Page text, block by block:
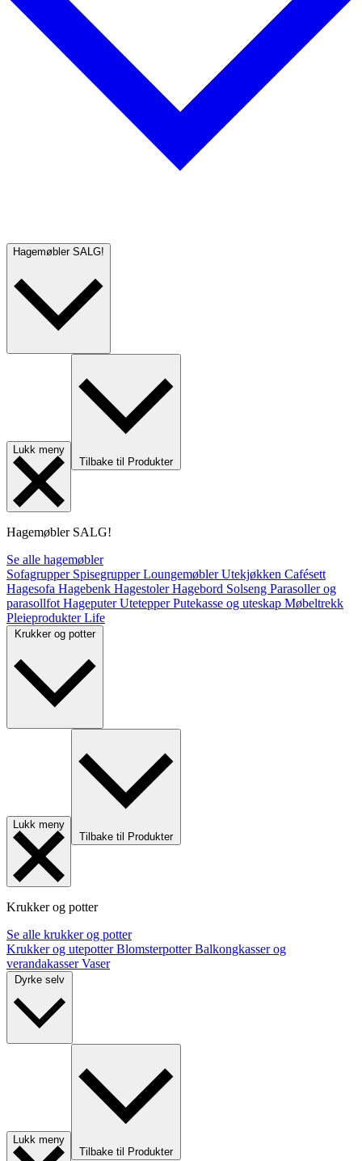
Hagemøbler SALG!
Lukk meny
Tilbake til Produkter
Hagemøbler SALG!
Se alle hagemøbler
Sofagrupper SpisegrupperLoungemøblerUtekjøkken Cafésett
Hagesofa Hagebenk HagestolerHagebord Solseng Parasoller og
parasollfot HageputerUtetepperPutekasse og uteskap Møbeltrekk
PleieprodukterLife
Krukker og potter
Lukk meny
Tilbake til Produkter
Krukker og potter
Se alle krukker og potter
Krukker og utepotterBlomsterpotterBalkongkasser og
verandakasserVaser
Lukk meny
Tilbake til Produkter